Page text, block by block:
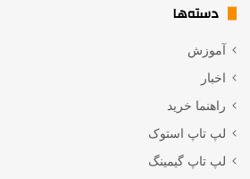
دسته‌ها
آموزش
اخبار
راهنما خرید
لپ تاپ استوک
لپ تاپ گیمینگ